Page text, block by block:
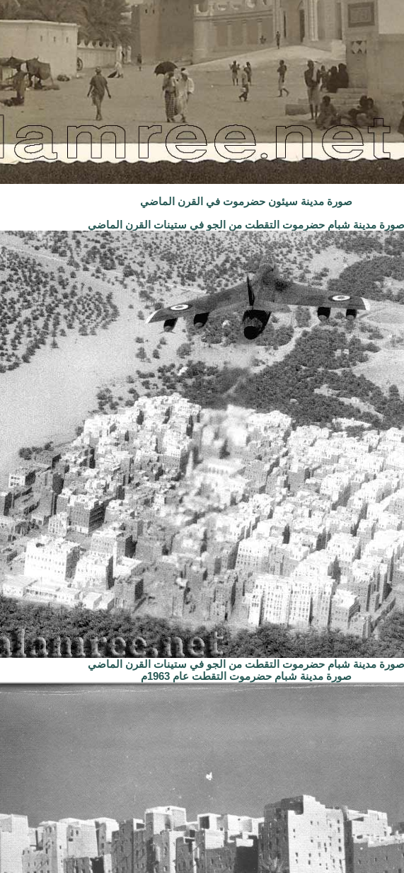
صورة مدينة سيئون حضرموت في القرن الماضي
صورة مدينة شبام حضرموت التقطت من الجو في ستينات القرن الماضي
صورة مدينة شبام حضرموت التقطت من الجو في ستينات القرن الماضي
صورة مدينة شبام حضرموت التقطت عام 1963م